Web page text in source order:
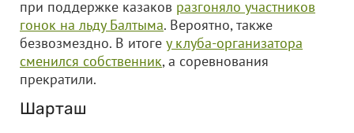
при поддержке казаков разгоняло участников
гонок на льду Балтыма. Вероятно, также
безвозмездно. В итоге у клуба-организатора
сменился собственник, а соревнования
прекратили.
Шарташ